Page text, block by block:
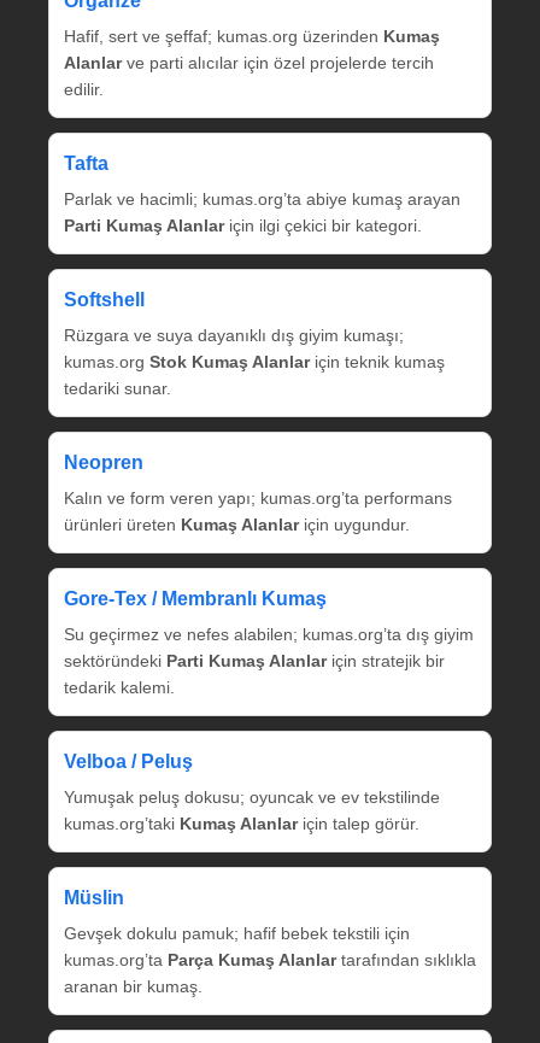
Hafif, sert ve şeffaf; kumas.org üzerinden Kumaş
Alanlarve parti alıcılar için özel projelerde tercih
edilir.
Tafta
Parlak ve hacimli; kumas.org’ta abiye kumaş arayan
Parti Kumaş Alanlariçin ilgi çekici bir kategori.
Softshell
Rüzgara ve suya dayanıklı dış giyim kumaşı;
kumas.org Stok Kumaş Alanlariçin teknik kumaş
tedariki sunar.
Neopren
Kalın ve form veren yapı; kumas.org’ta performans
ürünleri üreten Kumaş Alanlariçin uygundur.
Gore‑Tex / Membranlı Kumaş
Su geçirmez ve nefes alabilen; kumas.org’ta dış giyim
sektöründeki Parti Kumaş Alanlariçin stratejik bir
tedarik kalemi.
Velboa / Peluş
Yumuşak peluş dokusu; oyuncak ve ev tekstilinde
kumas.org’taki Kumaş Alanlariçin talep görür.
Müslin
Gevşek dokulu pamuk; hafif bebek tekstili için
kumas.org’ta Parça Kumaş Alanlartarafından sıklıkla
aranan bir kumaş.